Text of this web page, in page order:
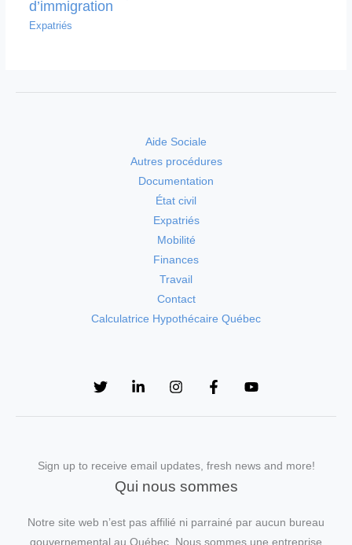
d’immigration
Expatriés
Aide Sociale
Autres procédures
Documentation
État civil
Expatriés
Mobilité
Finances
Travail
Contact
Calculatrice Hypothécaire Québec
Sign up to receive email updates, fresh news and more!
Qui nous sommes
Notre site web n’est pas affilié ni parrainé par aucun bureau
gouvernemental au Québec. Nous sommes une entreprise